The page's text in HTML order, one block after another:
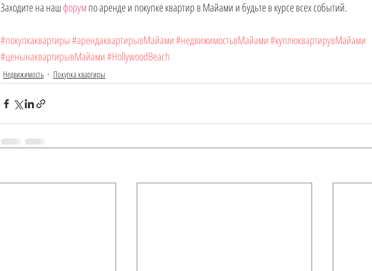
Заходите на наш форум по аренде и покупке квартир в Майами и будьте в курсе всех событий.
#покупкаквартиры#арендаквартирывМайами#недвижимостьвМайами#куплюквартирувМайами
#ценынаквартирывМайами#HollywoodBeach
Недвижимость Покупка квартиры